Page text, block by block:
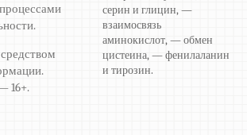
16+.
серин и глицин, —
взаимосвязь
аминокислот, — обмен
цистеина, — фенилаланин
и тирозин.